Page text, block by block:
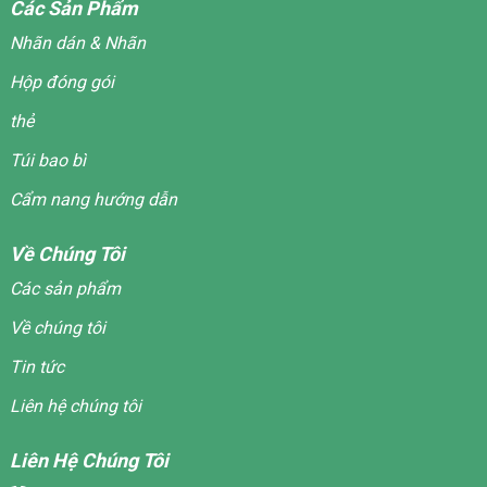
Các Sản Phẩm
Nhãn dán & Nhãn
Hộp đóng gói
thẻ
Túi bao bì
Cẩm nang hướng dẫn
Về Chúng Tôi
Các sản phẩm
Về chúng tôi
Tin tức
Liên hệ chúng tôi
Liên Hệ Chúng Tôi